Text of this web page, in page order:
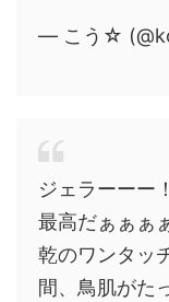
— こう☆
ジェラーーー
最高だぁぁぁ
乾のワンタッ
間、鳥肌がた